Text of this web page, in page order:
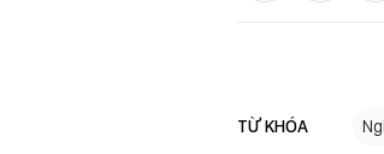
TỪ KHÓA